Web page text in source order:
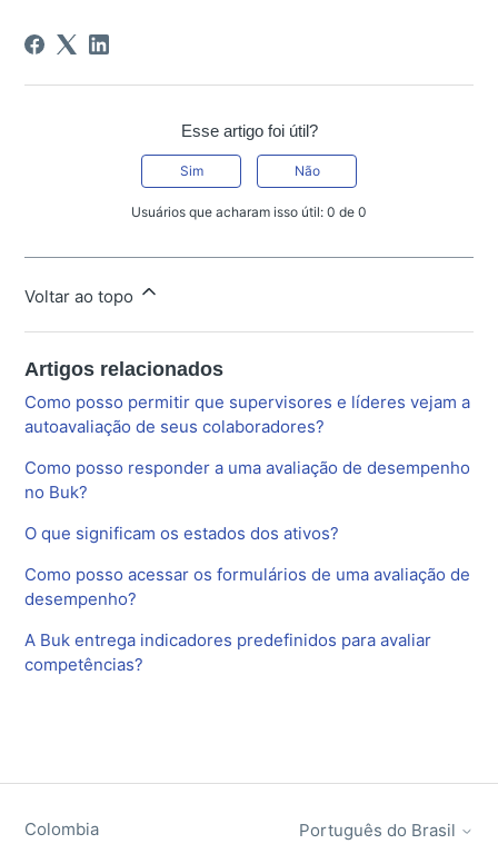
Esse artigo foi útil?
Sim Não
Usuários que acharam isso útil: 0 de 0
Voltar ao topo
Artigos relacionados
Como posso permitir que supervisores e líderes vejam a
autoavaliação de seus colaboradores?
Como posso responder a uma avaliação de desempenho
no Buk?
O que significam os estados dos ativos?
Como posso acessar os formulários de uma avaliação de
desempenho?
A Buk entrega indicadores predefinidos para avaliar
competências?
Colombia Português do Brasil